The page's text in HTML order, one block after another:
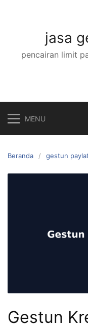
jasa
pencairan limit
MENU
Beranda gestun
Gestun